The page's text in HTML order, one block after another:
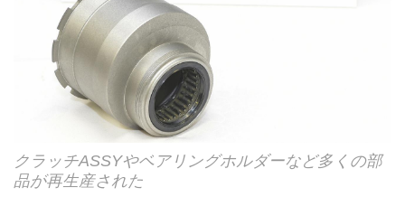
クラッチASSYやベアリングホルダーなど多くの部
品が再生産された